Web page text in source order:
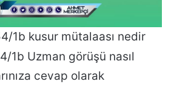
1b kusur mütalaası nedir
1b Uzman görüşü nasıl
cevap olarak